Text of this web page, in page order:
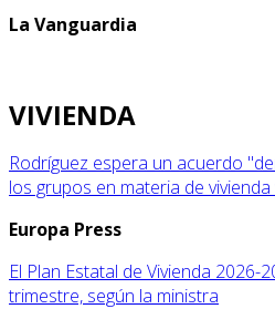
La Vanguardia
VIVIENDA
Rodríguez espera un acuerdo
los grupos en materia de
Europa Press
El Plan Estatal de Vivienda 2026-
trimestre, según la ministra